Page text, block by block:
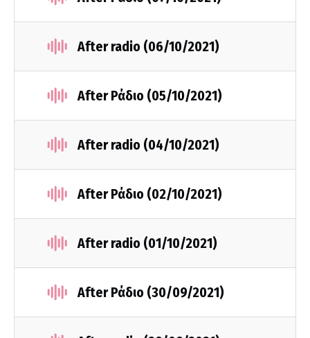
After radio (06/10/2021)
After Ράδιο (05/10/2021)
After radio (04/10/2021)
After Ράδιο (02/10/2021)
After radio (01/10/2021)
After Ράδιο (30/09/2021)